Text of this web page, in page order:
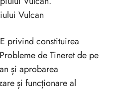
Vulcan
privind constituirea
de Tineret de pe
și aprobarea
și funcționare al